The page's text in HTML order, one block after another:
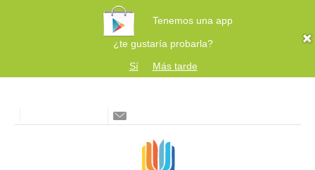
Tenemos una app
¿te gustaría probarla?
Sí
Más tarde